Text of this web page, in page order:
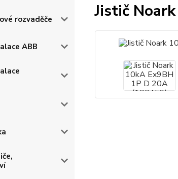
rozvaděče
ABB
Jistič